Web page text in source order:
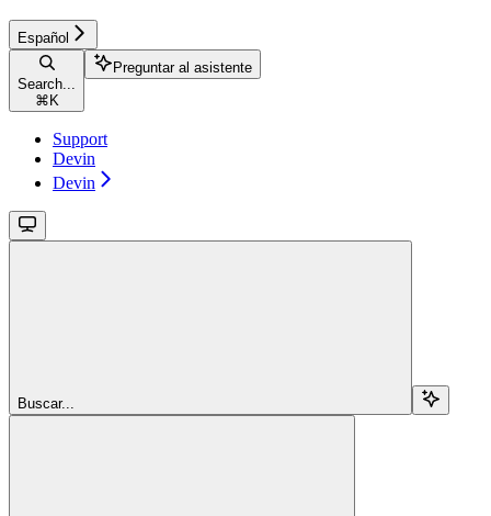
Español
Search...
⌘ K
Preguntar al asistente
Support
Devin
Devin
Buscar...